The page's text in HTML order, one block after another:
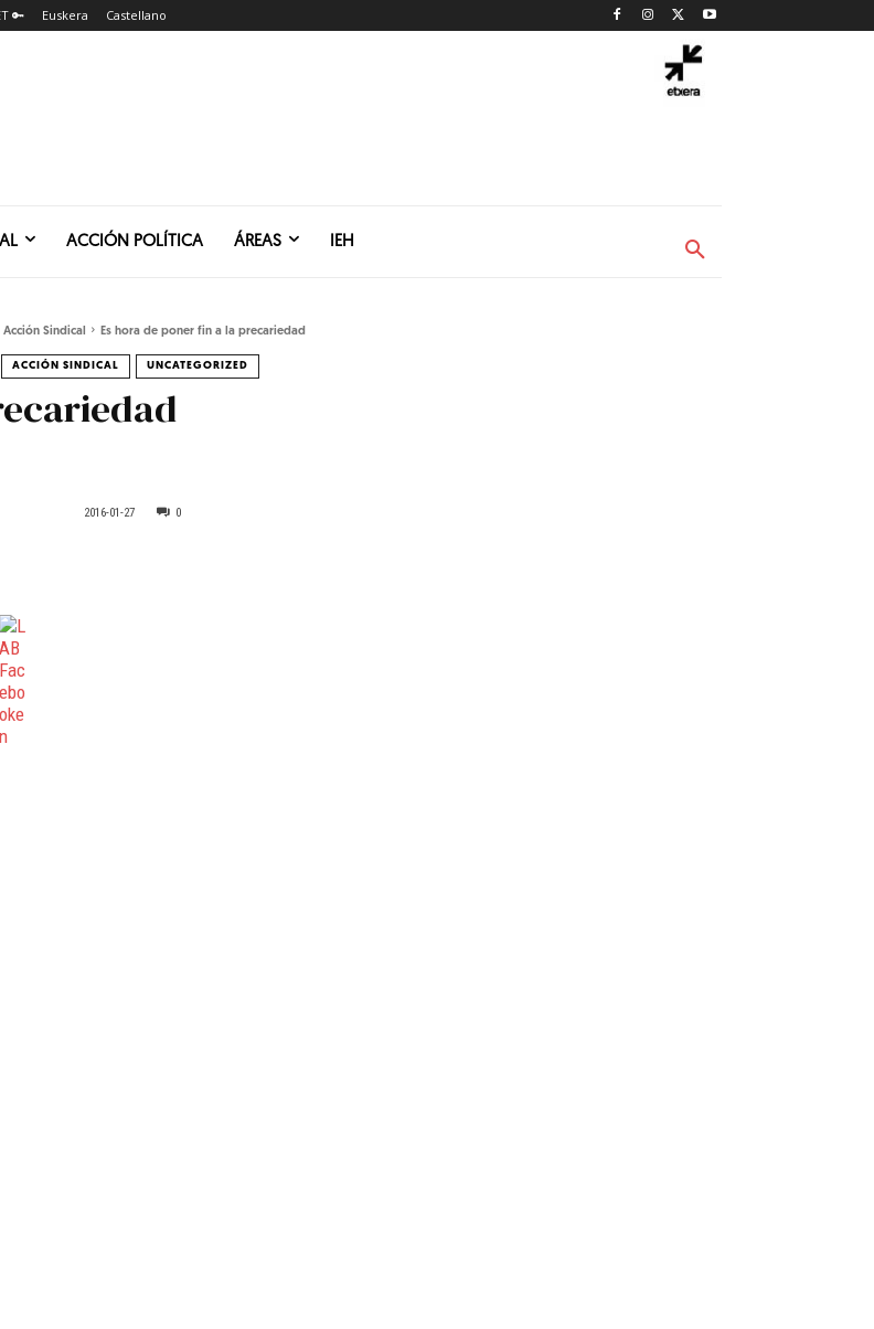
🔑 Euskera Castellano
ACCIÓN POLÍTICA ÁREAS IEH
Acción Sindical Es hora de poner fin a la precariedad
ACCIÓN SINDICAL UNCATEGORIZED
2016-01-27 0